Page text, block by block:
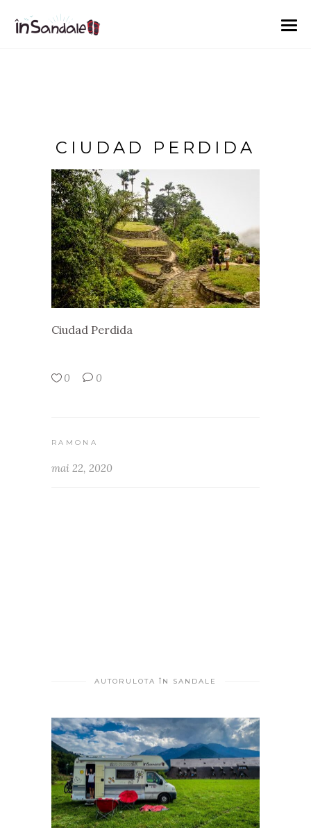
CIUDAD PERDIDA
Ciudad Perdida
0 0
RAMONA
mai 22, 2020
AUTORULOTA ÎN SANDALE